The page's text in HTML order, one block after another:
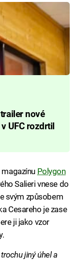
nové
UFC rozdrtil
Polygon
Salieri vnese do
svým způsobem
Cesareho je zase
ji jako vzor
jiný úhel a